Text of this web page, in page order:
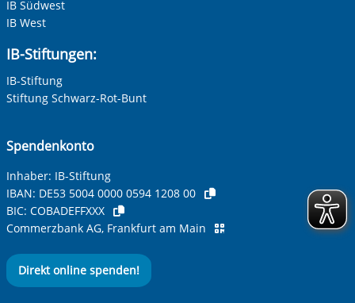
IB Südwest
IB West
IB-Stiftungen:
IB-Stiftung
Stiftung Schwarz-Rot-Bunt
Spendenkonto
Inhaber: IB-Stiftung
IBAN: DE53 5004 0000 0594 1208 00
BIC: COBADEFFXXX
Commerzbank AG, Frankfurt am Main
Direkt online spenden!